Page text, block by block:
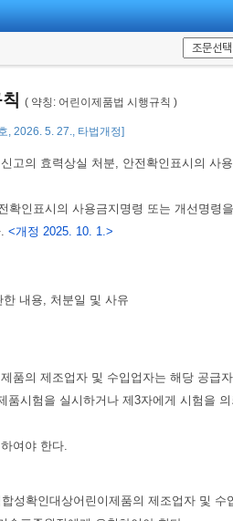
( 약칭: 어린이제품법 시행규칙 )
, 2026. 5. 27., 타법개정]
표시”라 한다)의 기준과 방법은 별표 11과
경고표시”라 한다)의 기준과 방법은별표
제품에는 출고 전에 하고, 외국에서 제
고의 효력상실 처분, 안전확인표시의 사
확인표시의 사용금지명령 또는 개선명령
<개정 2025. 10. 1.>
내용, 처분일 및 사유
품의 제조업자 및 수입업자는 해당 공급
시험을 실시하거나 제3자에게 시험을
여야 한다.
성확인대상어린이제품의 제조업자 및 수